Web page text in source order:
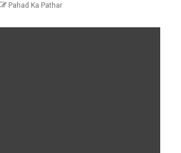
Pahad Ka Pathar